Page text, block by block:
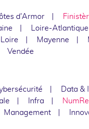
d'Armor
Loire-Atlantique
Mayenne
Vendée
Data &
Infra
Management